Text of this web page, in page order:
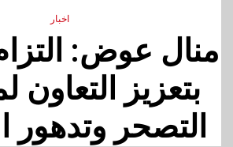
اخبار
منال عوض:
بتعزيز التعاون
التصحر وتدهور